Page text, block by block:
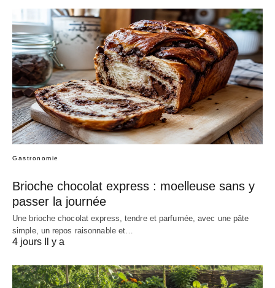
Gastronomie
Brioche chocolat express : moelleuse sans y
passer la journée
Une brioche chocolat express, tendre et parfumée, avec une pâte
simple, un repos raisonnable et…
4 jours Il y a